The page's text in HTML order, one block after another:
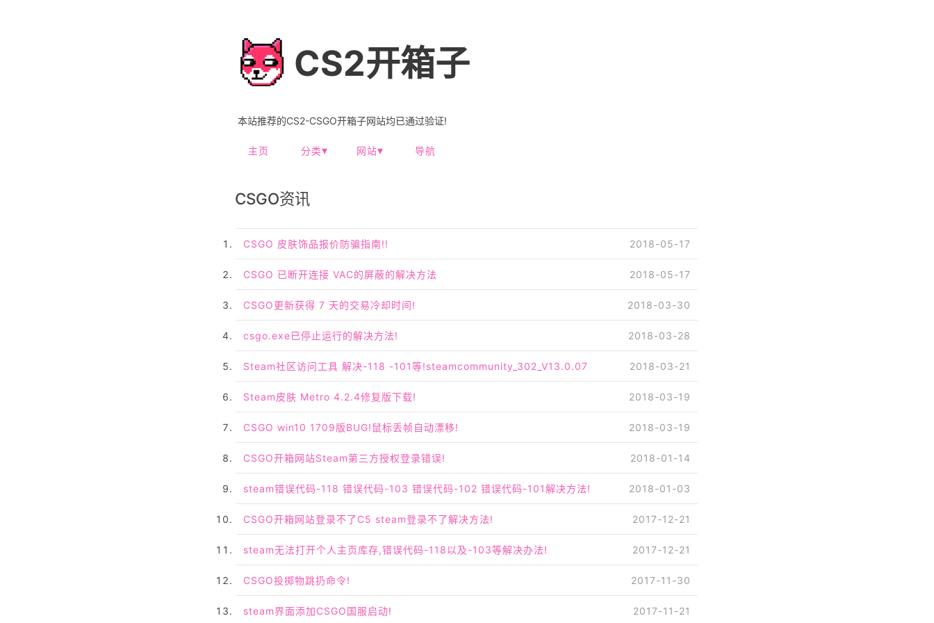
CS2开箱子
本站推荐的CS2-CSGO开箱子网站均已通过验证!
主页 分类 网站 导航
CSGO资讯
CSGO 皮肤饰品报价防骗指南!! 2018-05-17
CSGO 已断开连接 VAC的屏蔽的解决方法 2018-05-17
CSGO更新获得 7 天的交易冷却时间! 2018-03-30
csgo.exe已停止运行的解决方法! 2018-03-28
Steam社区访问工具 解决-118 -101等!steamcommunity_302_V13.0.07 2018-03-21
Steam皮肤 Metro 4.2.4修复版下载! 2018-03-19
CSGO win10 1709版BUG!鼠标丢帧自动漂移! 2018-03-19
CSGO开箱网站Steam第三方授权登录错误! 2018-01-14
steam错误代码-118 错误代码-103 错误代码-102 错误代码-101解决方法! 2018-01-03
CSGO开箱网站登录不了C5 steam登录不了解决方法! 2017-12-21
steam无法打开个人主页库存,错误代码-118以及-103等解决办法! 2017-12-21
CSGO投掷物跳扔命令! 2017-11-30
steam界面添加CSGO国服启动! 2017-11-21